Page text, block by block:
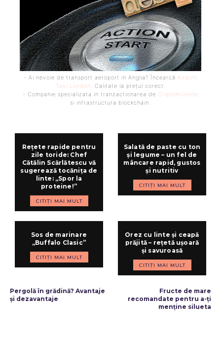
- Ai nevoie de transport aeroport in Anglia? Încearcă Airport
Taxi London. Calitate la prețul corect.
- Companie specializata in tranzactionarea de Criptomonede
si infrastructura blockchain.
Rețete rapide pentru
zile toride: Chef
Cătălin Scărlătescu vă
sugerează tocănița de
linte: „Spor la
proteine!”
CITIȚI MAI MULT
Salată de paste cu ton
și legume – un fel de
mâncare rapid, gustos
și nutritiv
CITIȚI MAI MULT
Sos de marinare
„Buffalo Clasic”
CITIȚI MAI MULT
Orez cu linte și ceapă
prăjită – rețetă ușoară
și savuroasă
CITIȚI MAI MULT
Pergolă în grădină? Avantaje
și dezavantaje
Fructe de mare
recomandate pentru a-ți
menține silueta